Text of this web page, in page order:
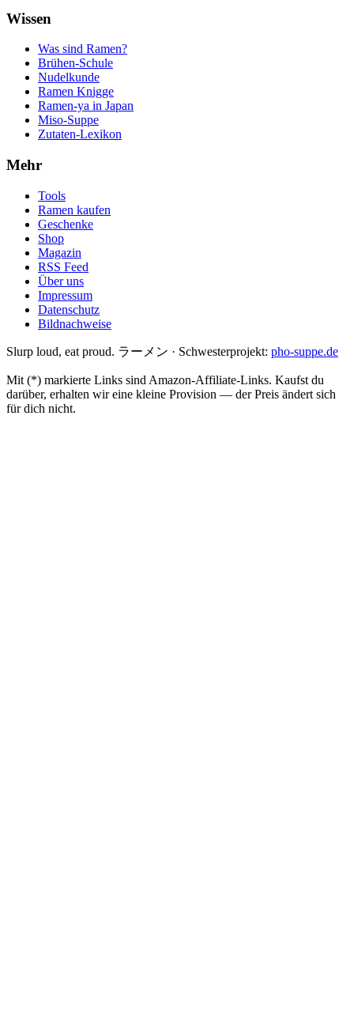
Wissen
Was sind Ramen?
Brühen-Schule
Nudelkunde
Ramen Knigge
Ramen-ya in Japan
Miso-Suppe
Zutaten-Lexikon
Mehr
Tools
Ramen kaufen
Geschenke
Shop
Magazin
RSS Feed
Über uns
Impressum
Datenschutz
Bildnachweise
Slurp loud, eat proud. ラーメン · Schwesterprojekt: pho-suppe.de
Mit (*) markierte Links sind Amazon-Affiliate-Links. Kaufst du
darüber, erhalten wir eine kleine Provision — der Preis ändert sich
für dich nicht.